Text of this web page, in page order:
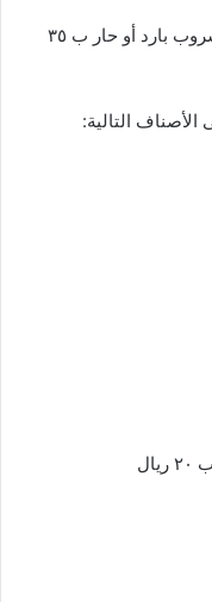
رسوم الدخول لمنطقة القطط + مشروب بارد أو حار ب ٣٥
التالية: